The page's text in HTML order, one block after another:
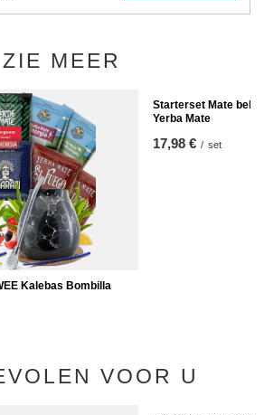
ZIE MEER
Kalebas Bombilla
Starterset Mate
Yerba Mate
17,98 € / set
VOOR U